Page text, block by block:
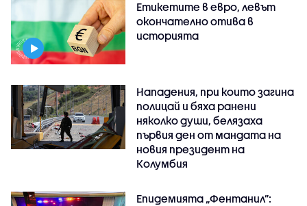
Етикетите в евро, левът
окончателно отива в
историята
Нападения, при които загина
полицай и бяха ранени
няколко души, белязаха
първия ден от мандата на
новия президент на
Колумбия
Епидемията „Фентанил”: